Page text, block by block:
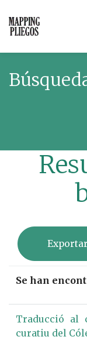
Se han
Traducció al
curatiu del